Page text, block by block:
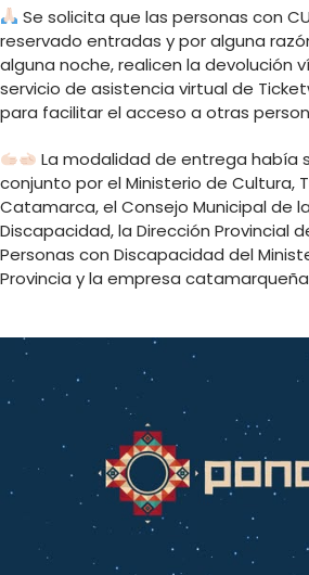
Se solicita que las personas con
reservado entradas y por alguna
alguna noche, realicen la devolución
servicio de asistencia virtual de
para facilitar el acceso a otras
La modalidad de entrega había
conjunto por el Ministerio de Cultura,
Catamarca, el Consejo Municipal de
Discapacidad, la Dirección Provincial
Personas con Discapacidad del
Provincia y la empresa